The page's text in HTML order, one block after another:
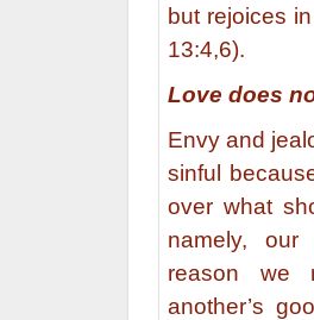
but rejoices
13:4,6).
Love does
Envy and
sinful
over what
namely, our
reason we
another’s